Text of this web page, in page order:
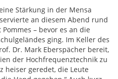
Stärkung in der Mensa
an diesem Abend rund
– bevor es an die
ging. Im Keller des
Dr. Mark Eberspächer bereit,
der Hochfrequenztechnik zu
heiser geredet, die Leute